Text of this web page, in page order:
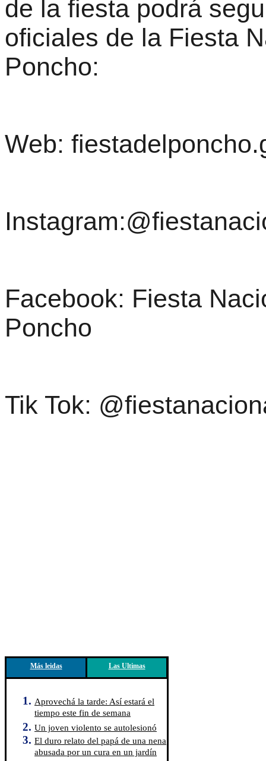
de la fiesta podrá
oficiales de la Fiesta
Poncho:
Web:
Facebook: Fiesta
Poncho
Tik Tok:
Más leidas Las Ultimas
Aprovechá la tarde: Así estará el
tiempo este fin de semana
Un joven violento se autolesionó
El duro relato del papá de una nena
abusada por un cura en un jardín